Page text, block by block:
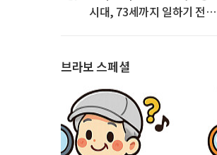
시대, 73세까지 일하기 전략’
브라보 스페셜